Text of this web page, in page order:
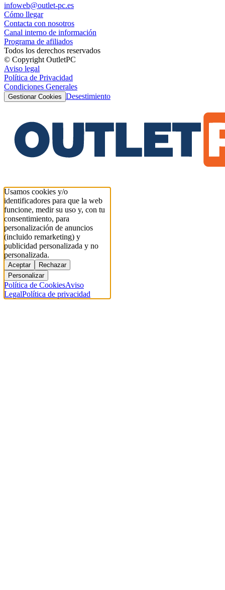
infoweb@outlet-pc.es
Cómo llegar
Contacta con nosotros
Canal interno de información
Programa de afiliados
Todos los derechos reservados
© Copyright OutletPC
Aviso legal
Política de Privacidad
Condiciones Generales
Gestionar Cookies Desestimiento
Usamos cookies y/o
identificadores para que la web
funcione, medir su uso y, con tu
consentimiento, para
personalización de anuncios
(incluido remarketing) y
publicidad personalizada y no
personalizada.
Aceptar
Rechazar
Personalizar
Política de CookiesAviso
LegalPolítica de privacidad